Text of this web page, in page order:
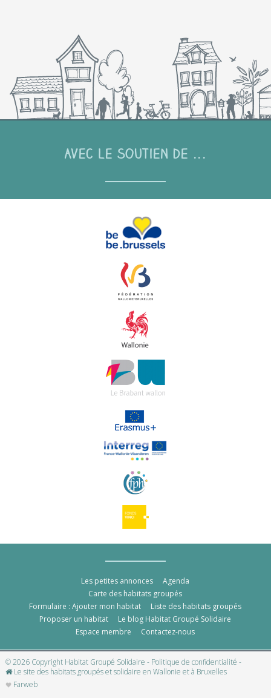
Avec le soutien de ...
Les petites annonces
Agenda
Carte des habitats groupés
Formulaire : Ajouter mon habitat
Liste des habitats groupés
Proposer un habitat
Le blog Habitat Groupé Solidaire
Espace membre
Contactez-nous
© 2026 Copyright Habitat Groupé Solidaire - Politique de confidentialité -
Le site des habitats groupés et solidaire en Wallonie et à Bruxelles
Farweb